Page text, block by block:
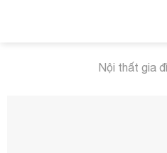
Nội thất gia